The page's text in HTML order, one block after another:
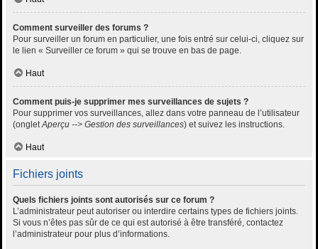
Comment surveiller des forums ?
Pour surveiller un forum en particulier, une fois entré sur celui-ci, cliquez sur
le lien « Surveiller ce forum » qui se trouve en bas de page.
Haut
Comment puis-je supprimer mes surveillances de sujets ?
Pour supprimer vos surveillances, allez dans votre panneau de l’utilisateur
(ongletAperçu --> Gestion des surveillances) et suivez les instructions.
Haut
Fichiers joints
Quels fichiers joints sont autorisés sur ce forum ?
L’administrateur peut autoriser ou interdire certains types de fichiers joints.
Si vous n’êtes pas sûr de ce qui est autorisé à être transféré, contactez
l’administrateur pour plus d’informations.